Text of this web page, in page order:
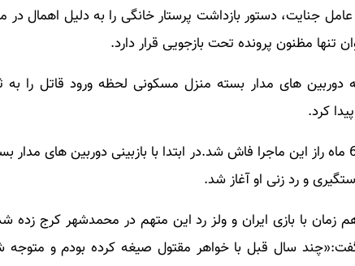
جنایت، دستور بازداشت پرستار خانگی را به دلیل اهمال
تنها مظنون پرونده تحت بازجویی قرار دارد.
های مدار بسته منزل مسکونی لحظه ورود قاتل را به
کرد.
پس از گذشت حدود 6 ماه راز این ماجرا فاش شد.در ابتدا با بازبینی دوربین
و رد زنی او آغاز شد.
زمان با بازی ایران و ولز رد این متهم در محمدشهر کرج زده
سال قبل با خواهر مقتول صیغه کرده بودم و